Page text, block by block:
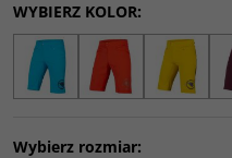
WYBIERZ KOLOR:
Wybierz rozmiar: